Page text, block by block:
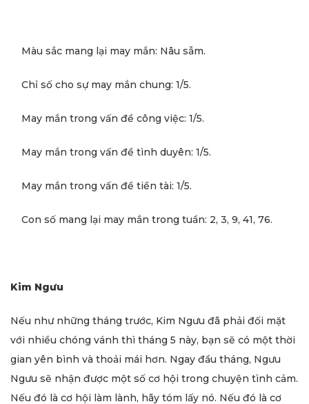
Màu sắc mang lại may mắn: Nâu sẫm.
Chỉ số cho sự may mắn chung: 1/5.
May mắn trong vấn đề công việc: 1/5.
May mắn trong vấn đề tình duyên: 1/5.
May mắn trong vấn đề tiền tài: 1/5.
Con số mang lại may mắn trong tuần: 2, 3, 9, 41, 76.
Kim Ngưu
Nếu như những tháng trước, Kim Ngưu đã phải đối mặt
với nhiều chóng vánh thì tháng 5 này, bạn sẽ có một thời
gian yên bình và thoải mái hơn. Ngay đầu tháng, Ngưu
Ngưu sẽ nhận được một số cơ hội trong chuyện tình cảm.
Nếu đó là cơ hội làm lành, hãy tóm lấy nó. Nếu đó là cơ